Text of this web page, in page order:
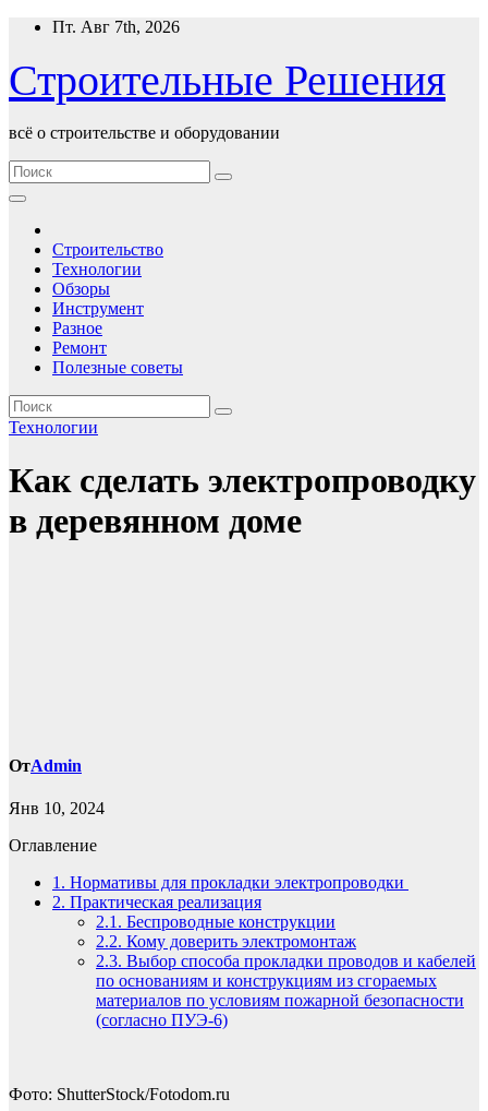
Перейти
содержимому
Пт. Авг 7th, 2026
Строительные Решения
всё о строительстве и оборудовании
Строительство
Технологии
Обзоры
Инструмент
Разное
Ремонт
Полезные советы
Технологии
Как сделать электропроводку
в деревянном доме
ОтAdmin
Янв 10, 2024
Оглавление
1. Нормативы для прокладки электропроводки
2. Практическая реализация
2.1. Беспроводные конструкции
2.2. Кому доверить электромонтаж
2.3. Выбор способа прокладки проводов и кабелей
по основаниям и конструкциям из сгораемых
материалов по условиям пожарной безопасности
(согласно ПУЭ-6)
Фото: ShutterStock/Fotodom.ru